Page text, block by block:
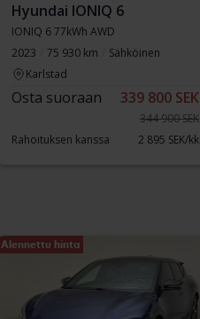
Hyundai IONIQ 6
IONIQ 6 77kWh AWD
2023
75 930 km
Sähköinen
Karlstad
Osta suoraan 339 800 SEK
344 900 SEK
Rahoituksen kanssa
2 895 SEK/kk
Alennettu hinta